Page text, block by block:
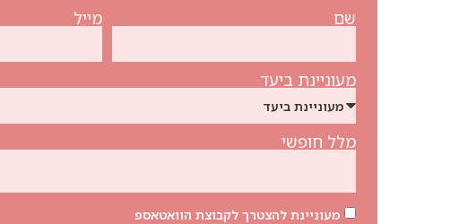
שם מייל
מעוניינת ביעד
מלל חופשי
מעוניינת להצטרך לקבוצת הוואטאספ